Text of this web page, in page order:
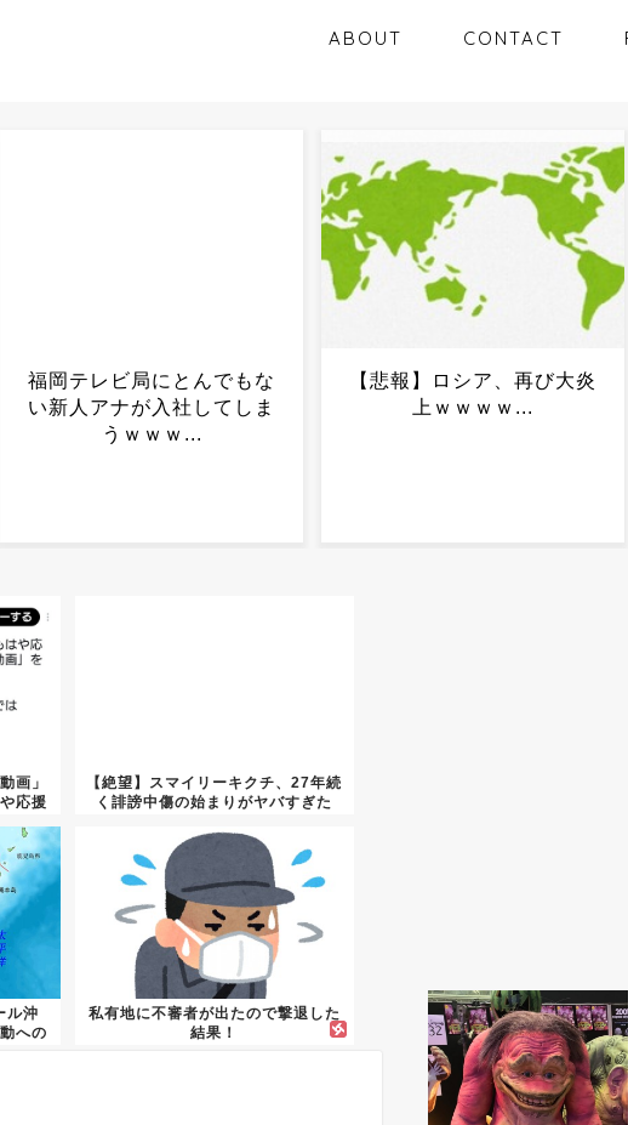
ABOUT CONTACT
【悲報】ロシア、再び大炎
上ｗｗｗｗ...
「生きて帰ってきます」→
北海道強盗致死事件、被害
画」
応援
【絶望】スマイリーキクチ、27年続
く誹謗中傷の始まりがヤバすぎた
ル沖
への
私有地に不審者が出たので撃退した
結果！